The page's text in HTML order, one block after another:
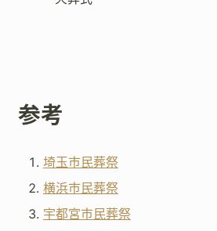
参考
埼玉市民葬祭
横浜市民葬祭
宇都宮市民葬祭